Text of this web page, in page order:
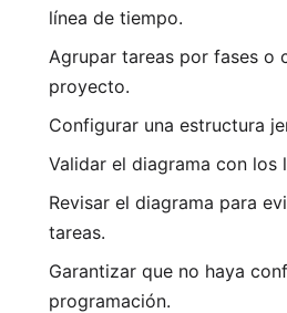
línea de tiempo.
Agrupar tareas por fases o
proyecto.
Configurar una estructura
Validar el diagrama con los
Revisar el diagrama para
tareas.
Garantizar que no haya
programación.